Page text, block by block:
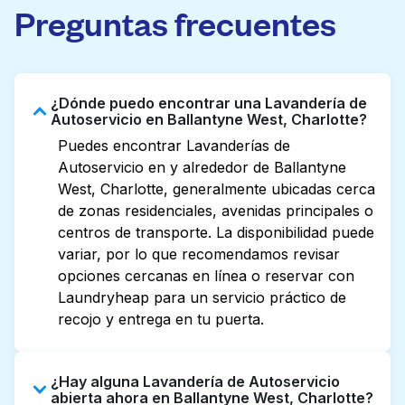
Preguntas frecuentes
¿Dónde puedo encontrar una Lavandería de
Autoservicio en Ballantyne West, Charlotte?
Puedes encontrar Lavanderías de
Autoservicio en y alrededor de Ballantyne
West, Charlotte, generalmente ubicadas cerca
de zonas residenciales, avenidas principales o
centros de transporte. La disponibilidad puede
variar, por lo que recomendamos revisar
opciones cercanas en línea o reservar con
Laundryheap para un servicio práctico de
recojo y entrega en tu puerta.
¿Hay alguna Lavandería de Autoservicio
abierta ahora en Ballantyne West, Charlotte?